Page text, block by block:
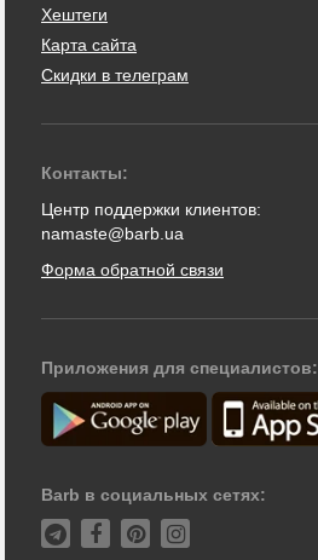
Хештеги
Карта сайта
Скидки в телеграм
Контакты:
Центр поддержки клиентов:
namaste@barb.ua
Форма обратной связи
Приложения для специалистов:
Barb в социальных сетях: